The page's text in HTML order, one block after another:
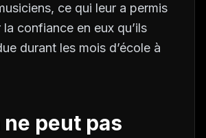
ce qui leur a permis
confiance en eux qu’ils
durant les mois d’école à
ne peut pas